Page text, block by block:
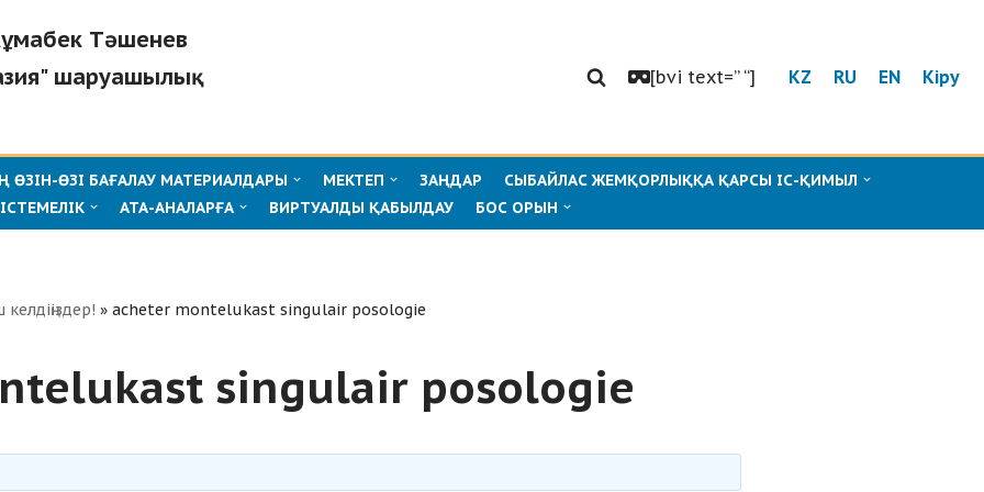
Тәшенев
шаруашылық
[bvi text=” “] KZ RU EN Кіру
ӨЗІ БАҒАЛАУ МАТЕРИАЛДАРЫ МЕКТЕП ЗАҢДАР
СЫБАЙЛАС ЖЕМҚОРЛЫҚҚА ҚАРСЫ ІС-ҚИМЫЛ
АТА-АНАЛАРҒА ВИРТУАЛДЫ ҚАБЫЛДАУ БОС ОРЫН
келдіңіздер! » acheter montelukast singulair posologie
singulair posologie